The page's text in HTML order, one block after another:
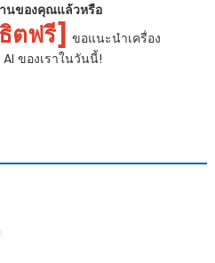
นของคุณแล้วหรือ
ตฟรี] ขอแนะนำเครื่อง
ของเราในวันนี้!